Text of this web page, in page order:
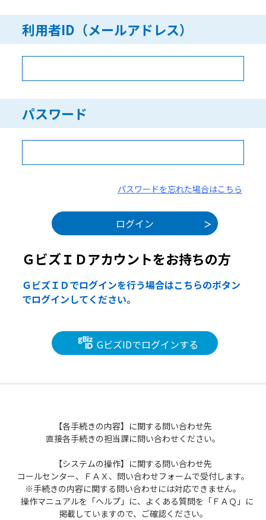
利用者ID（メールアドレス）
パスワード
パスワードを忘れた場合はこちら
ＧビズＩＤアカウントをお持ちの方
ＧビズＩＤでログインを行う場合はこちらのボタン
でログインしてください。
GビズIDでログインする
【各手続きの内容】に関する問い合わせ先
直接各手続きの担当課に問い合わせください。
【システムの操作】に関する問い合わせ先
コールセンター、ＦＡＸ、問い合わせフォームで受付します。
※手続きの内容に関する問い合わせには対応できません。
操作マニュアルを「ヘルプ」に、よくある質問を「ＦＡＱ」に
掲載していますので、ご確認ください。